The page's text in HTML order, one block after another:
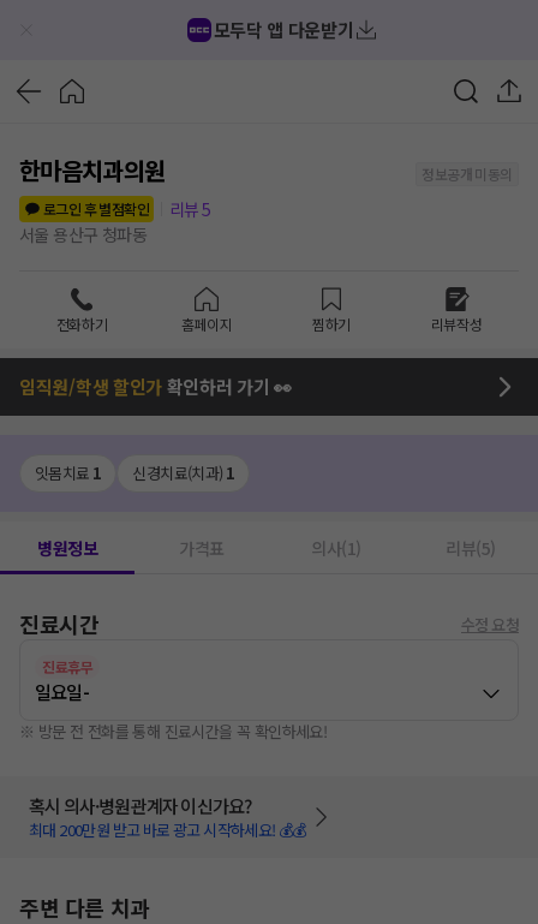
모두닥 앱 다운받기
한마음치과의원
정보공개 미동의
로그인 후 별점확인
리뷰5
서울 용산구 청파동
전화하기 홈페이지 찜하기 리뷰작성
임직원/학생 할인가확인하러 가기 👀
잇몸치료 1 신경치료(치과) 1
병원정보 가격표 의사(1) 리뷰(5)
진료시간 수정 요청
진료휴무
일요일-
※ 방문 전 전화를 통해 진료시간을 꼭 확인하세요!
혹시 의사·병원관계자 이신가요?
최대 200만원 받고 바로 광고 시작하세요! 💰💰
주변 다른 치과